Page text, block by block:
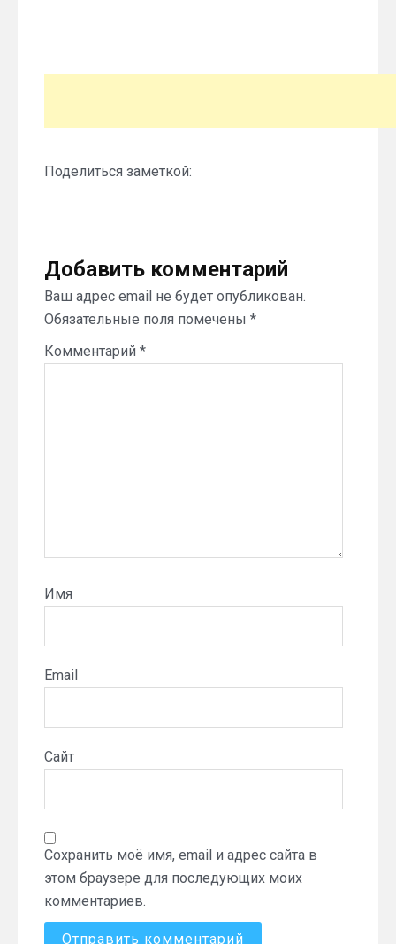
Поделиться заметкой:
Добавить комментарий
Ваш адрес email не будет опубликован.
Обязательные поля помечены *
Комментарий *
Имя
Email
Сайт
Сохранить моё имя, email и адрес сайта в
этом браузере для последующих моих
комментариев.